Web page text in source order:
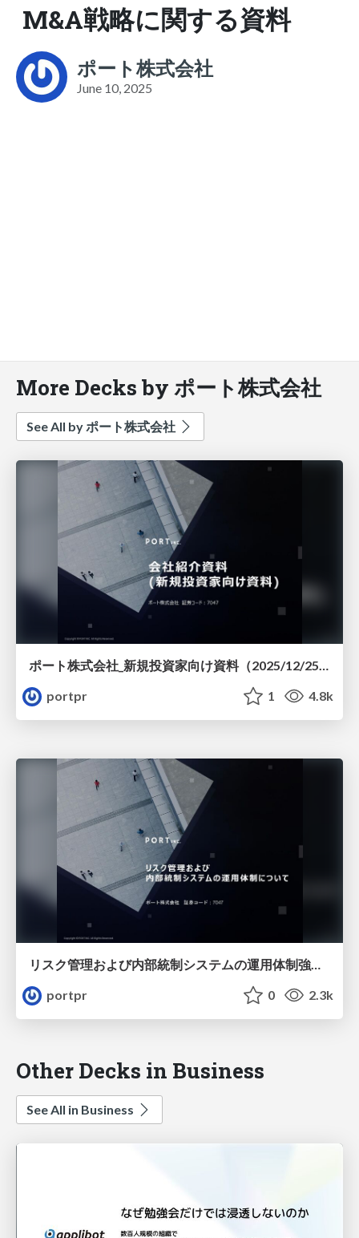
M&A戦略に関する資料
ポート株式会社
June 10, 2025
More Decks by ポート株式会社
See All by ポート株式会社
ポート株式会社_新規投資家向け資料（2025/12/25更新）
portpr
1 4.8k
portpr
0 2.3k
Other Decks in Business
See All in Business